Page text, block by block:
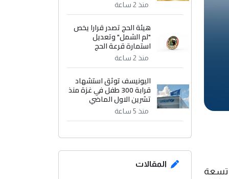
الإعدام بحق تسعة
منذ 2 ساعة
هيئة الحج تصدر قرارا يخص
"لم الشمل" وتعديل
استمارة قرعة الحج
منذ 2 ساعة
اليونيسف توثق استشهاد
قرابة 300 طفل في غزة منذ
تشرين الاول الماضي
منذ 5 ساعة
المقالات